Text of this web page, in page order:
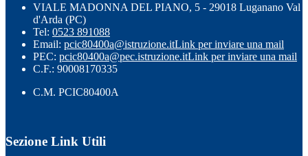
VIALE MADONNA DEL PIANO, 5 - 29018 Luganano Val
d'Arda (PC)
Tel: 0523 891088
Email: pcic80400a@istruzione.itLink per inviare una mail
PEC: pcic80400a@pec.istruzione.itLink per inviare una mail
C.F.: 90008170335
C.M. PCIC80400A
Sezione Link Utili